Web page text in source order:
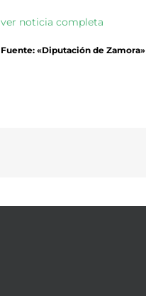
ver noticia completa
Fuente: «Diputación de Zamora»